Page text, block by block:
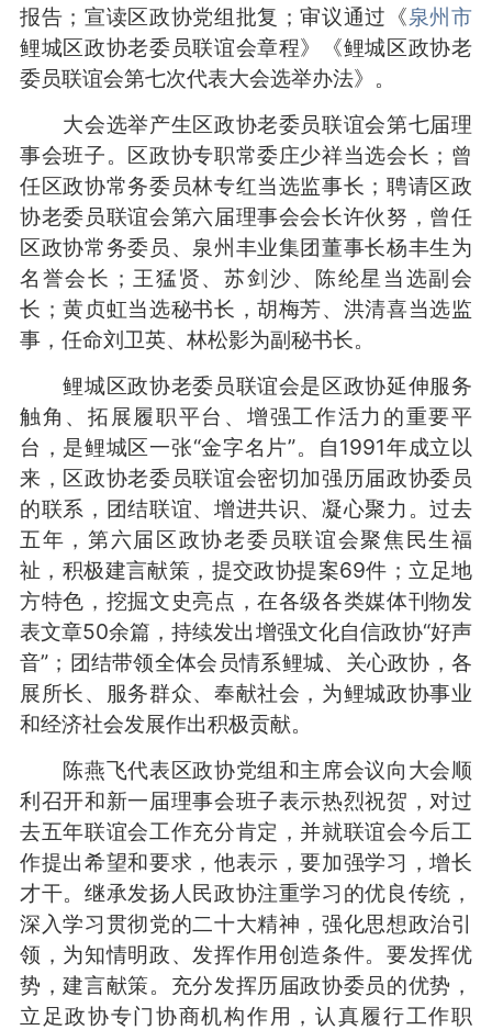
报告；宣读区政协党组批复；审议通过《泉州市
鲤城区政协老委员联谊会章程》《鲤城区政协老
委员联谊会第七次代表大会选举办法》。
大会选举产生区政协老委员联谊会第七届理
事会班子。区政协专职常委庄少祥当选会长；曾
任区政协常务委员林专红当选监事长；聘请区政
协老委员联谊会第六届理事会会长许伙努，曾任
区政协常务委员、泉州丰业集团董事长杨丰生为
名誉会长；王猛贤、苏剑沙、陈纶星当选副会
长；黄贞虹当选秘书长，胡梅芳、洪清喜当选监
事，任命刘卫英、林松影为副秘书长。
鲤城区政协老委员联谊会是区政协延伸服务
触角、拓展履职平台、增强工作活力的重要平
台，是鲤城区一张“金字名片”。自1991年成立以
来，区政协老委员联谊会密切加强历届政协委员
的联系，团结联谊、增进共识、凝心聚力。过去
五年，第六届区政协老委员联谊会聚焦民生福
祉，积极建言献策，提交政协提案69件；立足地
方特色，挖掘文史亮点，在各级各类媒体刊物发
表文章50余篇，持续发出增强文化自信政协“好声
音”；团结带领全体会员情系鲤城、关心政协，各
展所长、服务群众、奉献社会，为鲤城政协事业
和经济社会发展作出积极贡献。
陈燕飞代表区政协党组和主席会议向大会顺
利召开和新一届理事会班子表示热烈祝贺，对过
去五年联谊会工作充分肯定，并就联谊会今后工
作提出希望和要求，他表示，要加强学习，增长
才干。继承发扬人民政协注重学习的优良传统，
深入学习贯彻党的二十大精神，强化思想政治引
领，为知情明政、发挥作用创造条件。要发挥优
势，建言献策。充分发挥历届政协委员的优势，
立足政协专门协商机构作用，认真履行工作职